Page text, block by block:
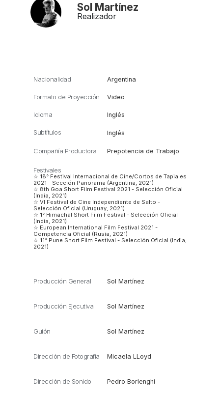
Sol Martínez
Realizador
Nacionalidad Argentina
Formato de Proyección Video
Idioma Inglés
Subtítulos Inglés
Compañía Productora Prepotencia de Trabajo
Festivales
☆ 18° Festival Internacional de Cine/Cortos de Tapiales
2021 - Sección Panorama (Argentina, 2021)
☆ 8th Goa Short Film Festival 2021 - Selección Oficial
(India, 2021)
☆ VI Festival de Cine Independiente de Salto -
Selección Oficial (Uruguay, 2021)
☆ 1° Himachal Short Film Festival - Selección Oficial
(India, 2021)
☆ European International Film Festival 2021 -
Competencia Oficial (Rusia, 2021)
☆ 11° Pune Short Film Festival - Selección Oficial (India,
2021)
Producción General Sol Martínez
Producción Ejecutiva Sol Martínez
Guión Sol Martínez
Dirección de Fotografía Micaela LLoyd
Dirección de Sonido Pedro Borlenghi